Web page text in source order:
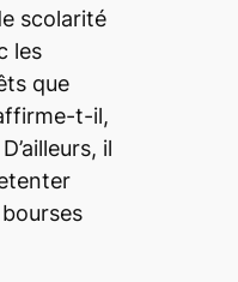
scolarité
les
que
t-il,
il